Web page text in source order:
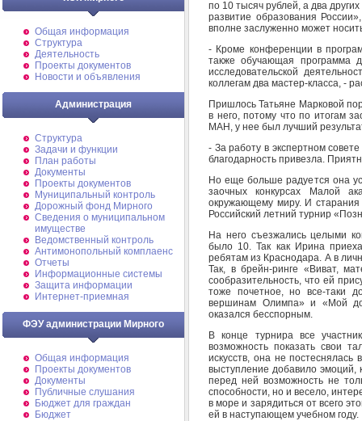
Общая информация
Структура
Деятельность
Проекты документов
Новости и объявления
Администрация
Структура
Задачи и функции
План работы
Документы
Проекты документов
Муниципальный контроль
Дорожный фонд Мирного
Cведения о муниципальном
имуществе
Ведомственный контроль
Антимонопольный комплаенс
Отчеты
Информационные системы
Защита информации
Интернет-приемная
ФЭУ администрации Мирного
Общая информация
Проекты документов
Документы
Публичные слушания
Бюджет для граждан
Бюджет
по 10 тысяч рублей, а два
развитие образования
вполне заслуженно может
- Кроме конференции в
также обучающая программа
исследовательской
коллегам два мастер-класса, -
Пришлось Татьяне Марковой
в него, потому что по итогам
МАН, у нее был лучший
- За работу в экспертном
благодарность привезла.
Но еще больше радуется она
заочных конкурсах Малой
окружающему миру. И
Российский летний турнир
На него съезжались целыми
было 10. Так как Ирина
ребятам из Краснодара. А в
Так, в брейн-ринге «Виват,
сообразительность, что ей
тоже почетное, но все-таки
вершинам Олимпа» и «Мой
оказался бесспорным.
В конце турнира все
возможность показать свои
искусств, она не
выступление добавило эмоций,
перед ней возможность не
способности, но и весело,
в море и зарядиться от всего
ей в наступающем учебном году.